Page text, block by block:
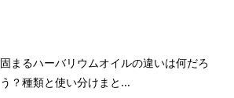
固まるハーバリウムオイルの違いは何だろ
う？種類と使い分けまと...